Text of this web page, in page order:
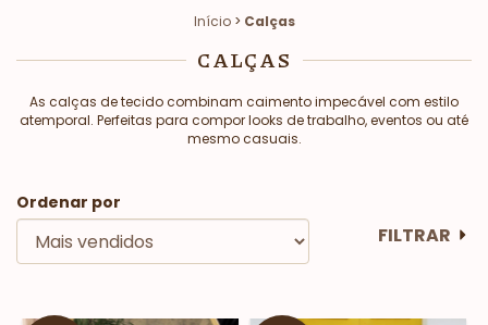
Início > Calças
CALÇAS
As calças de tecido combinam caimento impecável com estilo
atemporal. Perfeitas para compor looks de trabalho, eventos ou até
mesmo casuais.
Ordenar por
FILTRAR